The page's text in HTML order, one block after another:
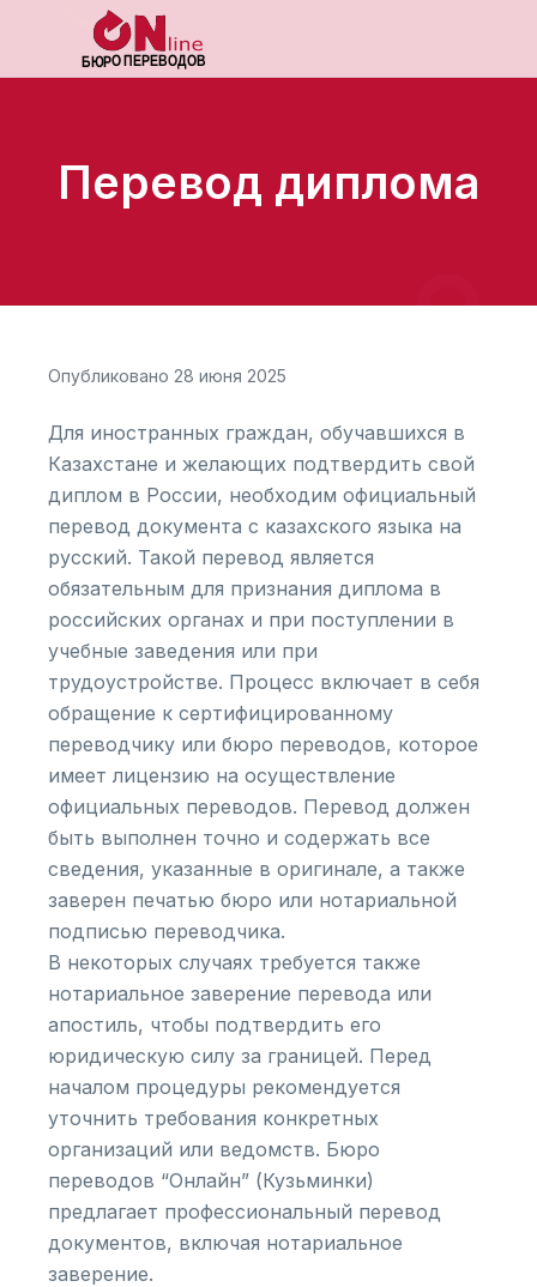
Перевод диплома
Опубликовано 28 июня 2025
Для иностранных граждан, обучавшихся в
Казахстане и желающих подтвердить свой
диплом в России, необходим официальный
перевод документа с казахского языка на
русский. Такой перевод является
обязательным для признания диплома в
российских органах и при поступлении в
учебные заведения или при
трудоустройстве. Процесс включает в себя
обращение к сертифицированному
переводчику или бюро переводов, которое
имеет лицензию на осуществление
официальных переводов. Перевод должен
быть выполнен точно и содержать все
сведения, указанные в оригинале, а также
заверен печатью бюро или нотариальной
подписью переводчика.
В некоторых случаях требуется также
нотариальное заверение перевода или
апостиль, чтобы подтвердить его
юридическую силу за границей. Перед
началом процедуры рекомендуется
уточнить требования конкретных
организаций или ведомств. Бюро
переводов “Онлайн” (Кузьминки)
предлагает профессиональный перевод
документов, включая нотариальное
заверение.